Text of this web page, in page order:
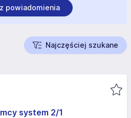
powiadomienia
Najczęściej szukane
system 2/1